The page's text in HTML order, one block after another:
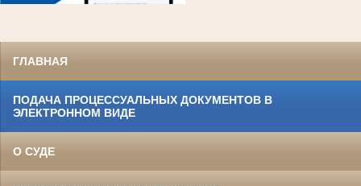
ГЛАВНАЯ
ПОДАЧА ПРОЦЕССУАЛЬНЫХ ДОКУМЕНТОВ В
ЭЛЕКТРОННОМ ВИДЕ
О СУДЕ